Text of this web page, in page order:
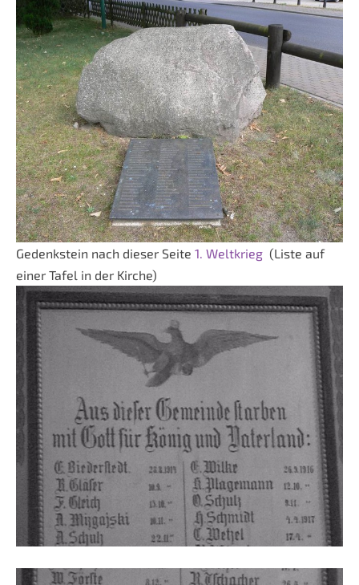
Gedenkstein nach dieser Seite 1. Weltkrieg (Liste auf
einer Tafel in der Kirche)